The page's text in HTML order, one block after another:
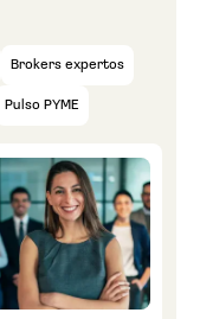
Brokers expertos
Pulso PYME